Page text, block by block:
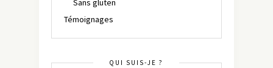
Sans gluten
Témoignages
QUI SUIS-JE ?